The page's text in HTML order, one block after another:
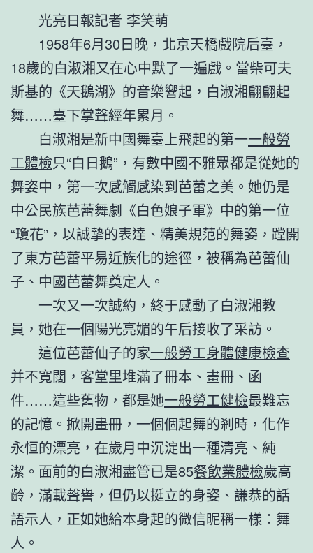
光亮日報記者 李笑萌
1958年6月30日晚，北京天橋戲院后臺，
18歲的白淑湘又在心中默了一遍戲。當柴可夫
斯基的《天鵝湖》的音樂響起，白淑湘翩翩起
舞……臺下掌聲經年累月。
白淑湘是新中國舞臺上飛起的第一一般勞
工體檢只“白日鵝”，有數中國不雅眾都是從她的
舞姿中，第一次感觸感染到芭蕾之美。她仍是
中公民族芭蕾舞劇《白色娘子軍》中的第一位
“瓊花”，以誠摯的表達、精美規范的舞姿，蹚開
了東方芭蕾平易近族化的途徑，被稱為芭蕾仙
子、中國芭蕾舞奠定人。
一次又一次誠約，終于感動了白淑湘教
員，她在一個陽光亮媚的午后接收了采訪。
這位芭蕾仙子的家一般勞工身體健康檢查
并不寬闊，客堂里堆滿了冊本、畫冊、函
件……這些舊物，都是她一般勞工健檢最難忘
的記憶。掀開畫冊，一個個起舞的剎時，化作
永恒的漂亮，在歲月中沉淀出一種清亮、純
潔。面前的白淑湘盡管已是85餐飲業體檢歲高
齡，滿載聲譽，但仍以挺立的身姿、謙恭的話
語示人，正如她給本身起的微信昵稱一樣：舞
人。